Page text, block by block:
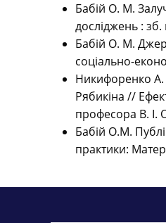
Бабій О. М.
досліджень :
Бабій О. М.
соціально-
Никифоренко А.
Рябикіна //
професора В. І.
Бабій О.М.
практики: